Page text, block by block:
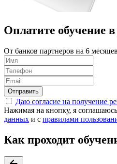
Оплатите обучение в
От банков партнеров на 6 месяцев
Отправить
Даю согласие на получение
Нажимая на кнопку, я
данных и с правилами
Как проходит